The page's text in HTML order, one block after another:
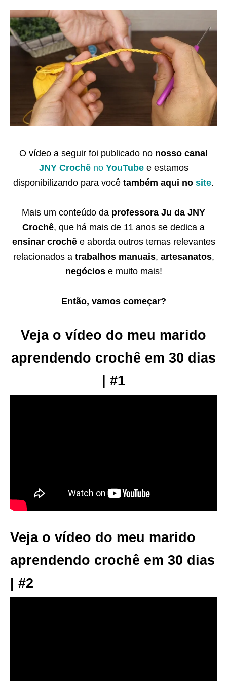
O vídeo a seguir foi publicado no nosso canal
JNY Crochêno YouTubee estamos
disponibilizando para você também aqui no site.
Mais um conteúdo da professora Ju da JNY
Crochê, que há mais de 11 anos se dedica a
ensinar crochêe aborda outros temas relevantes
relacionados a trabalhos manuais, artesanatos,
negóciose muito mais!
Então, vamos começar?
Veja o vídeo do meu marido
aprendendo crochê em 30 dias
| #1
Veja o vídeo do meu marido
aprendendo crochê em 30 dias
| #2